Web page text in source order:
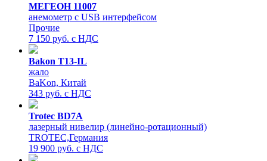
МЕГЕОН 11007
анемометр с USB интерфейсом
Прочие
7 150 руб. с НДС
Bakon T13-IL
жало
BaKon, Китай
343 руб. с НДС
Trotec BD7A
лазерный нивелир (линейно-ротационный)
TROTEC,Германия
19 900 руб. с НДС